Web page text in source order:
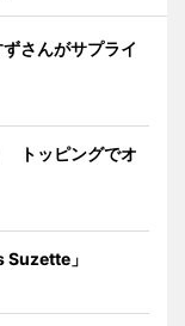
さんがサプライ
トッピングでオ
」